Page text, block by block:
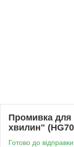
Промивка для
хвилин"
Готово до